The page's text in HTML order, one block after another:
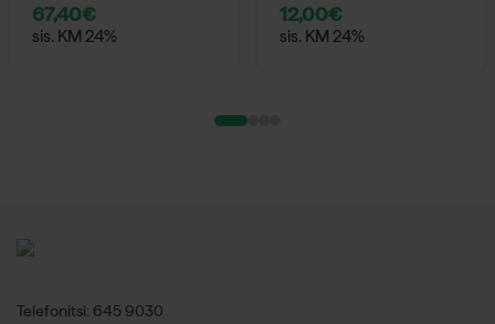
67,40€
sis. KM 24%
12,00€
sis. KM 24%
Telefonitsi: 645 9030